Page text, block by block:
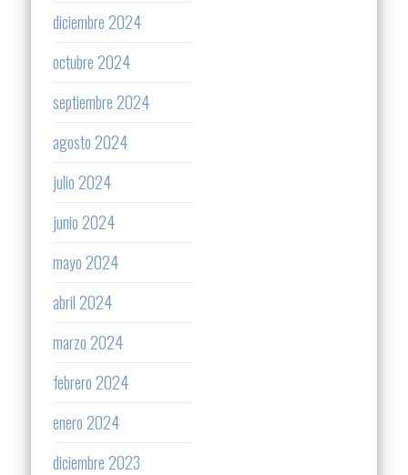
diciembre 2024
octubre 2024
septiembre 2024
agosto 2024
julio 2024
junio 2024
mayo 2024
abril 2024
marzo 2024
febrero 2024
enero 2024
diciembre 2023